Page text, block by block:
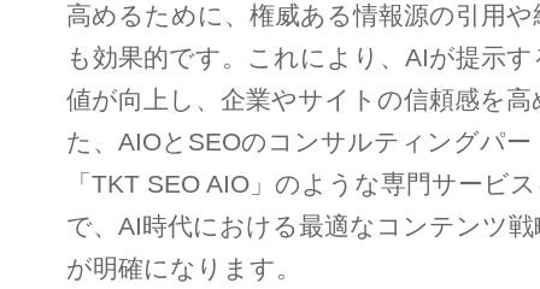
高めるために、権威ある情報源の引用
も効果的です。これにより、AIが提示
値が向上し、企業やサイトの信頼感を
た、AIOとSEOのコンサルティングパ
「TKT SEO AIO」のような専門サービ
で、AI時代における最適なコンテンツ
が明確になります。